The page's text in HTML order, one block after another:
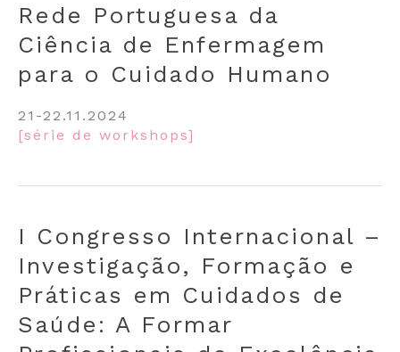
Rede Portuguesa da
Ciência de Enfermagem
para o Cuidado Humano
21-22.11.2024
[série de workshops]
I Congresso Internacional –
Investigação, Formação e
Práticas em Cuidados de
Saúde: A Formar